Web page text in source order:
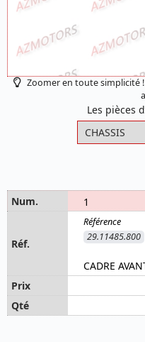
Zoomer en toute simplicité
Les pièces
1
29.11485.800
CADRE